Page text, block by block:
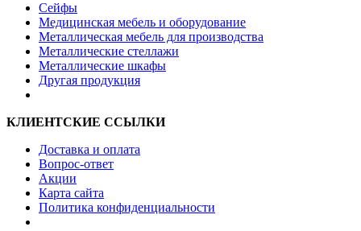
Сейфы
Медицинская мебель и оборудование
Металлическая мебель для производства
Металлические стеллажи
Металлические шкафы
Другая продукция
КЛИЕНТСКИЕ ССЫЛКИ
Доставка и оплата
Вопрос-ответ
Акции
Карта сайта
Политика конфиденциальности